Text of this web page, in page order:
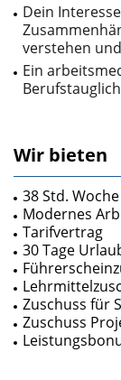
Dein
verstehen
Ein
Wir bieten
38 Std. Woche
Modernes
Tarifvertrag
30 Tage
Zuschuss für
Zuschuss